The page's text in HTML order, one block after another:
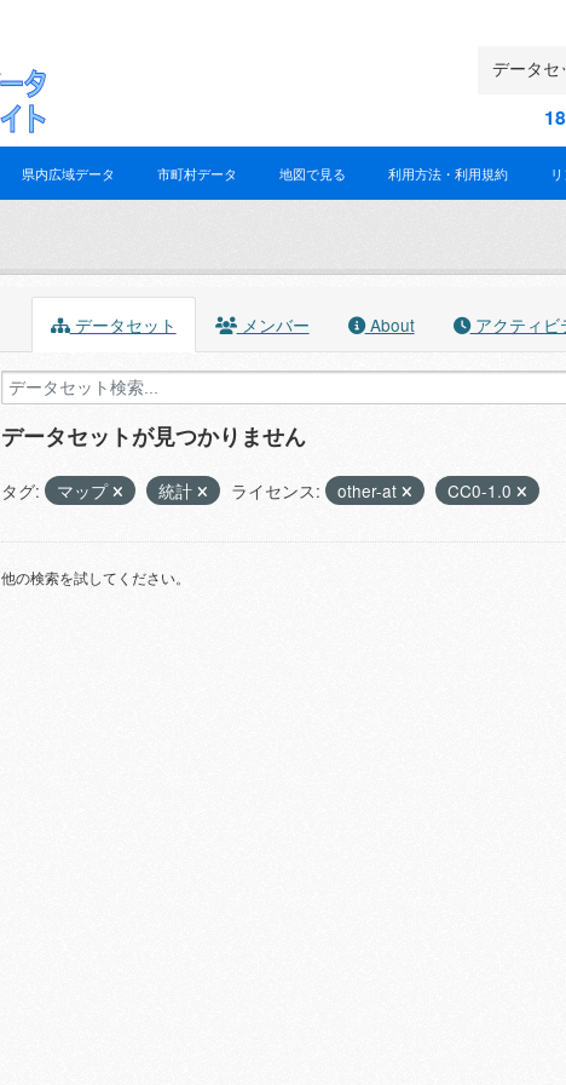
県内広域データ 市町村データ 地図で見る 利用方法・利用規約
データセット メンバー About アクティビ
データセットが見つかりません
タグ: マップ 統計 ライセンス: other-at CC0-1.0
他の検索を試してください。